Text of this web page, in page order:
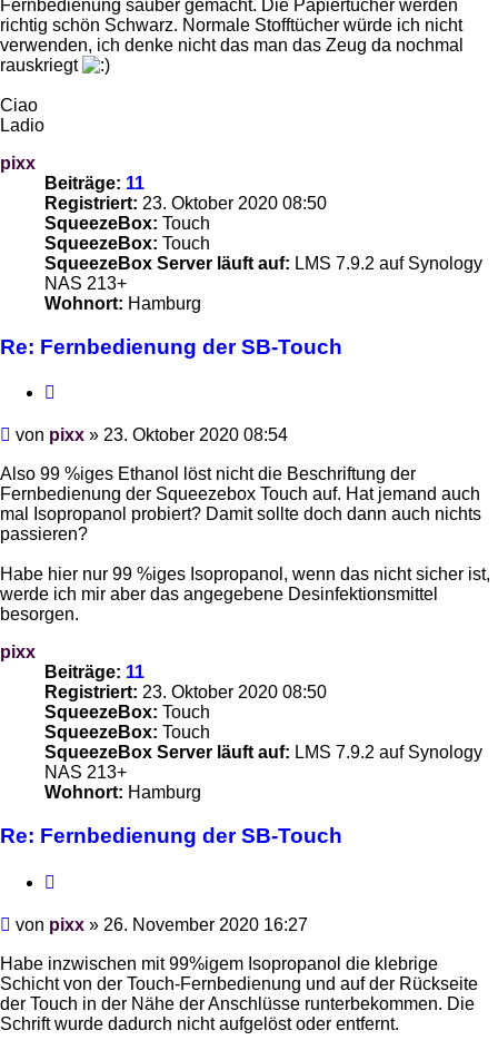
Fernbedienung sauber gemacht. Die Papiertücher werden
richtig schön Schwarz. Normale Stofftücher würde ich nicht
verwenden, ich denke nicht das man das Zeug da nochmal
rauskriegt
Ciao
Ladio
pixx
Beiträge: 11
Registriert: 23. Oktober 2020 08:50
SqueezeBox: Touch
SqueezeBox: Touch
SqueezeBox Server läuft auf: LMS 7.9.2 auf Synology
NAS 213+
Wohnort: Hamburg
Re: Fernbedienung der SB-Touch
Beitrag
von pixx » 23. Oktober 2020 08:54
Also 99 %iges Ethanol löst nicht die Beschriftung der
Fernbedienung der Squeezebox Touch auf. Hat jemand auch
mal Isopropanol probiert? Damit sollte doch dann auch nichts
passieren?
Habe hier nur 99 %iges Isopropanol, wenn das nicht sicher ist,
werde ich mir aber das angegebene Desinfektionsmittel
besorgen.
pixx
Beiträge: 11
Registriert: 23. Oktober 2020 08:50
SqueezeBox: Touch
SqueezeBox: Touch
SqueezeBox Server läuft auf: LMS 7.9.2 auf Synology
NAS 213+
Wohnort: Hamburg
Re: Fernbedienung der SB-Touch
Beitrag
von pixx » 26. November 2020 16:27
Habe inzwischen mit 99%igem Isopropanol die klebrige
Schicht von der Touch-Fernbedienung und auf der Rückseite
der Touch in der Nähe der Anschlüsse runterbekommen. Die
Schrift wurde dadurch nicht aufgelöst oder entfernt.